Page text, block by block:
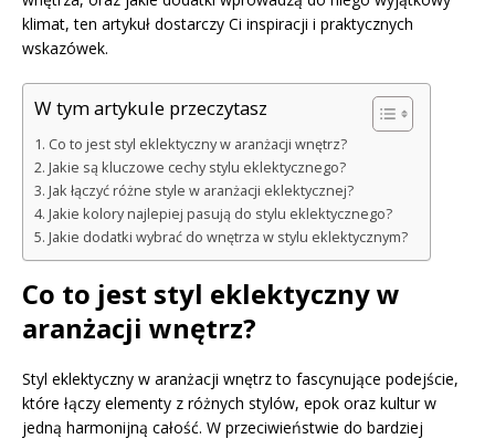
klimat, ten artykuł dostarczy Ci inspiracji i praktycznych
wskazówek.
W tym artykule przeczytasz
Co to jest styl eklektyczny w aranżacji wnętrz?
Jakie są kluczowe cechy stylu eklektycznego?
Jak łączyć różne style w aranżacji eklektycznej?
Jakie kolory najlepiej pasują do stylu eklektycznego?
Jakie dodatki wybrać do wnętrza w stylu eklektycznym?
Co to jest styl eklektyczny w
aranżacji wnętrz?
Styl eklektyczny w aranżacji wnętrz to fascynujące podejście,
które łączy elementy z różnych stylów, epok oraz kultur w
jedną harmonijną całość. W przeciwieństwie do bardziej